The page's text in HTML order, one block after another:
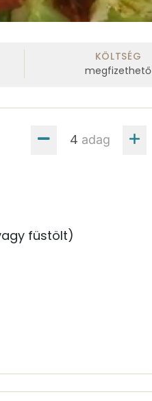
KÖLTSÉG
megfizethető
adag
füstölt)